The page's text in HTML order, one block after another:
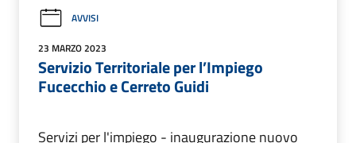
AVVISI
23 MARZO 2023
Servizio Territoriale per l’Impiego
Fucecchio e Cerreto Guidi
Servizi per l'impiego - inaugurazione nuovo